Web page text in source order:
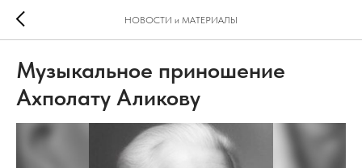
НОВОСТИ и МАТЕРИАЛЫ
Музыкальное приношение
Ахполату Аликову